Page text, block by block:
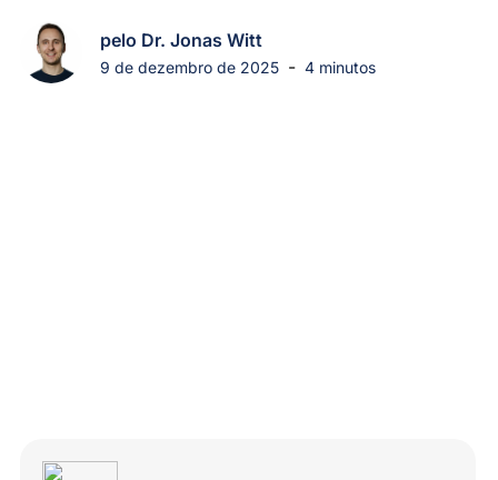
pelo Dr. Jonas Witt
9 de dezembro de 2025 - 4 minutos